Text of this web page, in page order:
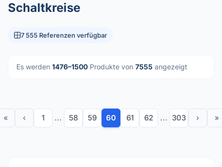
Schaltkreise
7 555 Referenzen verfügbar
Es werden 1476–1500 Produkte von 7555 angezeigt
« ‹ 1 ... 58 59 60 61 62 ... 303 › »